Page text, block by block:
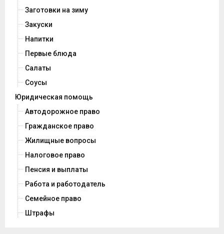
Заготовки на зиму
Закуски
Напитки
Первые блюда
Салаты
Соусы
Юридическая помощь
Автодорожное право
Гражданское право
Жилищные вопросы
Налоговое право
Пенсия и выплаты
Работа и работодатель
Семейное право
Штрафы